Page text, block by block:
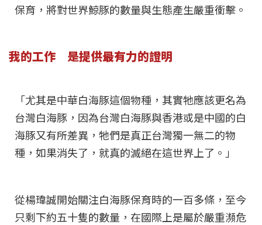
保育，將對世界鯨豚的數量與生態產生嚴重衝擊。
我的工作 是提供最有力的證明
「尤其是中華白海豚這個物種，其實牠應該更名為
台灣白海豚，因為台灣白海豚與香港或是中國的白
海豚又有所差異，牠們是真正台灣獨一無二的物
種，如果消失了，就真的滅絕在這世界上了。」
從楊瑋誠開始關注白海豚保育時的一百多條，至今
只剩下約五十隻的數量，在國際上是屬於嚴重瀕危